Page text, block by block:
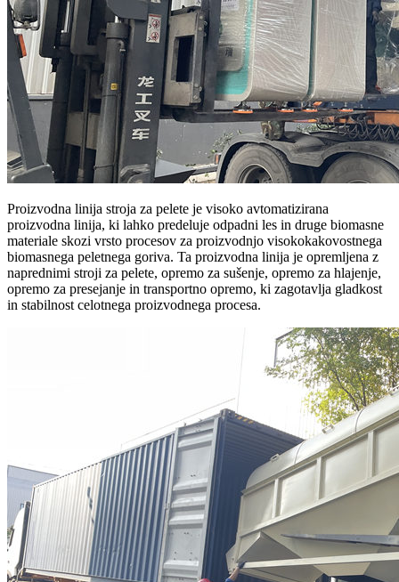
Proizvodna linija stroja za pelete je visoko avtomatizirana
proizvodna linija, ki lahko predeluje odpadni les in druge biomasne
materiale skozi vrsto procesov za proizvodnjo visokokakovostnega
biomasnega peletnega goriva. Ta proizvodna linija je opremljena z
naprednimi stroji za pelete, opremo za sušenje, opremo za hlajenje,
opremo za presejanje in transportno opremo, ki zagotavlja gladkost
in stabilnost celotnega proizvodnega procesa.